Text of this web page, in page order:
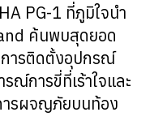
PG-1 ที่ภูมิใจนำ
ค้นพบสุดยอด
ารติดตั้งอุปกรณ์
ณ์การขี่ที่เร้าใจและ
ารผจญภัยบนท้อง